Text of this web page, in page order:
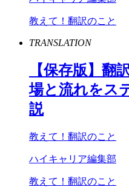
教えて！翻訳のこと
TRANSLATION
【保存版】翻
場と流れをス
説
教えて！翻訳のこと
ハイキャリア編集部
教えて！翻訳のこと